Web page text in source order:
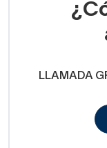
LLAMADA